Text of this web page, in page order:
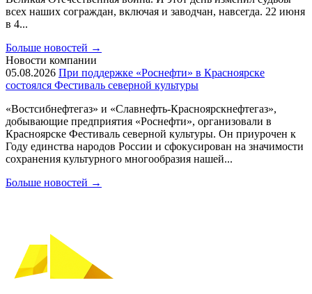
всех наших сограждан, включая и заводчан, навсегда. 22 июня
в 4...
Больше новостей →
Новости компании
05.08.2026 При поддержке «Роснефти» в Красноярске
состоялся Фестиваль северной культуры
«Востсибнефтегаз» и «Славнефть-Красноярскнефтегаз»,
добывающие предприятия «Роснефти», организовали в
Красноярске Фестиваль северной культуры. Он приурочен к
Году единства народов России и сфокусирован на значимости
сохранения культурного многообразия нашей...
Больше новостей →